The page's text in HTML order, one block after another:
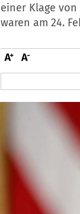
einer Klage
waren am 24.